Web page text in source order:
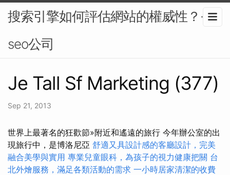
搜索引擎如何評估網站的權威性？-
seo公司
Je Tall Sf Marketing (377)
Sep 21, 2013
世界上最著名的狂歡節»附近和遙遠的旅行 今年辦公室的出
現旅行中，是博洛尼亞 舒適又具設計感的客廳設計，完美
融合美學與實用 專業兒童眼科，為孩子的視力健康把關 台
北外燴服務，滿足各類活動的需求 一小時居家清潔的收費